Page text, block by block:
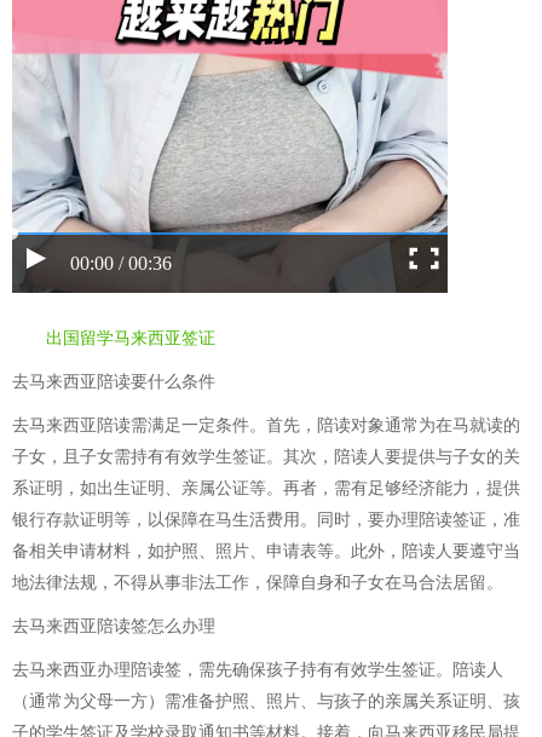
00:00 / 00:36
出国留学马来西亚签证
去马来西亚陪读要什么条件
去马来西亚陪读需满足一定条件。首先，陪读对象通常为在马就读的
子女，且子女需持有有效学生签证。其次，陪读人要提供与子女的关
系证明，如出生证明、亲属公证等。再者，需有足够经济能力，提供
银行存款证明等，以保障在马生活费用。同时，要办理陪读签证，准
备相关申请材料，如护照、照片、申请表等。此外，陪读人要遵守当
地法律法规，不得从事非法工作，保障自身和子女在马合法居留。
去马来西亚陪读签怎么办理
去马来西亚办理陪读签，需先确保孩子持有有效学生签证。陪读人
（通常为父母一方）需准备护照、照片、与孩子的亲属关系证明、孩
子的学生签证及学校录取通知书等材料。接着，向马来西亚移民局提